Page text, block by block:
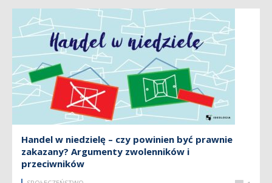
Handel w niedzielę – czy powinien być prawnie
zakazany? Argumenty zwolenników i
przeciwników